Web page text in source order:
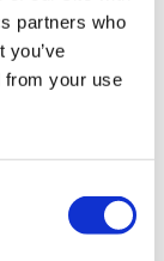
partners who
you’ve
from your use
レクション エ